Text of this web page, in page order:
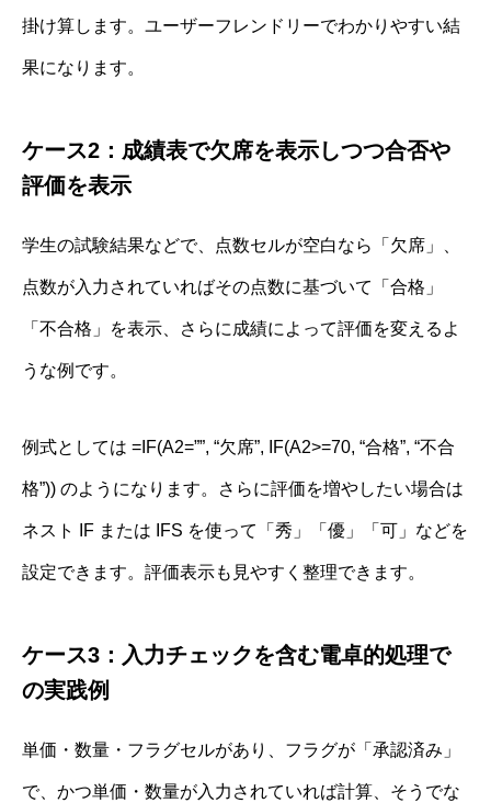
掛け算します。ユーザーフレンドリーでわかりやすい結
果になります。
ケース2：成績表で欠席を表示しつつ合否や
評価を表示
学生の試験結果などで、点数セルが空白なら「欠席」、
点数が入力されていればその点数に基づいて「合格」
「不合格」を表示、さらに成績によって評価を変えるよ
うな例です。
例式としては =IF(A2=””, “欠席”, IF(A2>=70, “合格”, “不合
格”)) のようになります。さらに評価を増やしたい場合は
ネスト IF または IFS を使って「秀」「優」「可」などを
設定できます。評価表示も見やすく整理できます。
ケース3：入力チェックを含む電卓的処理で
の実践例
単価・数量・フラグセルがあり、フラグが「承認済み」
で、かつ単価・数量が入力されていれば計算、そうでな